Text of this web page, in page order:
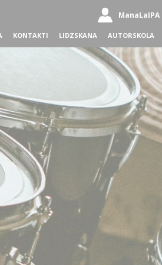
ManaLaIPA
KONTAKTI LIDZSKANA AUTORSKOLA